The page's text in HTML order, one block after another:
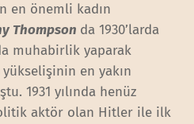
en önemli kadın
Thompson da 1930’larda
muhabirlik yaparak
en yakın
1931 yılında henüz
aktör olan Hitler ile ilk